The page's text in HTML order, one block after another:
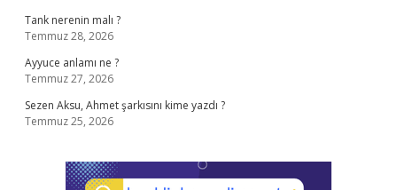
Tank nerenin malı ?
Temmuz 28, 2026
Ayyuce anlamı ne ?
Temmuz 27, 2026
Sezen Aksu, Ahmet şarkısını kime yazdı ?
Temmuz 25, 2026